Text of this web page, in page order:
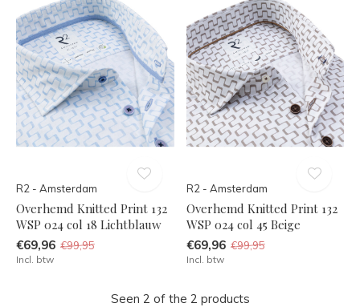
R2 - Amsterdam
Overhemd Knitted Print 132
WSP 024 col 18 Lichtblauw
€69,96 €99,95
Incl. btw
R2 - Amsterdam
Overhemd Knitted Print 132
WSP 024 col 45 Beige
€69,96 €99,95
Incl. btw
Seen 2 of the 2 products